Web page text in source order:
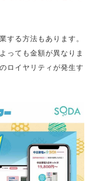
する方法もあります。
っても金額が異なりま
ロイヤリティが発生す